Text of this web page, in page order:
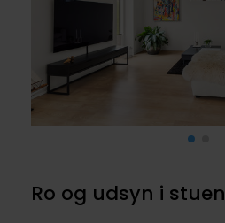
Ro og udsyn i stuen